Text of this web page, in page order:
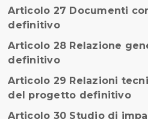
Articolo 27 Documenti
definitivo
Articolo 28 Relazione
definitivo
Articolo 29 Relazioni
del progetto definitivo
Articolo 30 Studio di